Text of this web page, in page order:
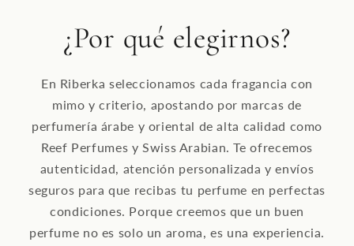
¿Por qué elegirnos?
En Riberka seleccionamos cada fragancia con
mimo y criterio, apostando por marcas de
perfumería árabe y oriental de alta calidad como
Reef Perfumes y Swiss Arabian. Te ofrecemos
autenticidad, atención personalizada y envíos
seguros para que recibas tu perfume en perfectas
condiciones. Porque creemos que un buen
perfume no es solo un aroma, es una experiencia.